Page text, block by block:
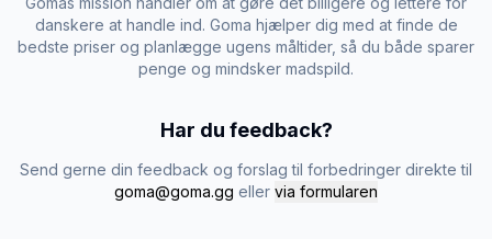
danskere at handle ind. Goma hjælper dig med at finde de
bedste priser og planlægge ugens måltider, så du både sparer
penge og mindsker madspild.
Har du feedback?
Send gerne din feedback og forslag til forbedringer direkte til
goma@goma.gg eller via formularen